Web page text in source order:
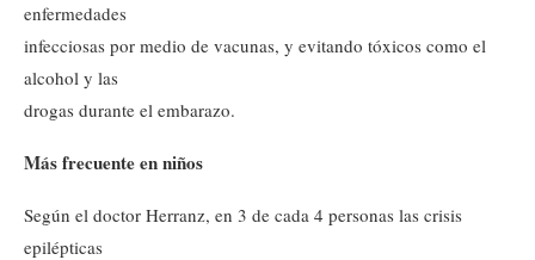
enfermedades
infecciosas por medio de vacunas, y evitando tóxicos como el
alcohol y las
drogas durante el embarazo.
Más frecuente en niños
Según el doctor Herranz, en 3 de cada 4 personas las crisis
epilépticas